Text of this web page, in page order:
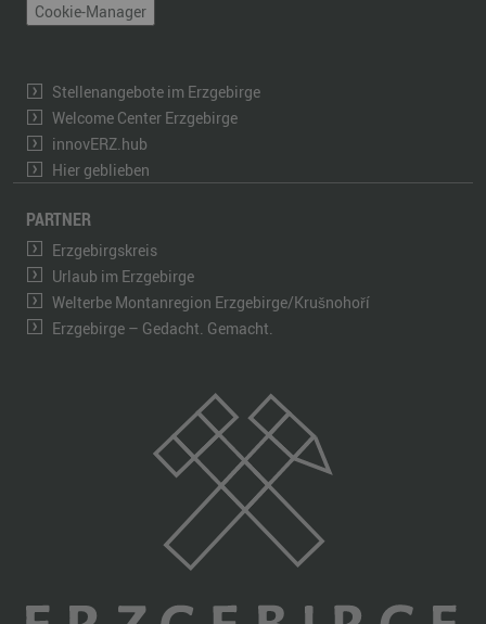
Cookie-Manager
Stellenangebote im Erzgebirge
Welcome Center Erzgebirge
innovERZ.hub
Hier geblieben
PARTNER
Erzgebirgskreis
Urlaub im Erzgebirge
Welterbe Montanregion Erzgebirge/Krušnohoří
Erzgebirge – Gedacht. Gemacht.